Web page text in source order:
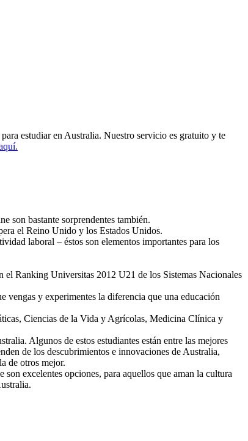
estudiar en Australia. Nuestro servicio es gratuito y te
son bastante sorprendentes también.
el Reino Unido y los Estados Unidos.
laboral – éstos son elementos importantes para los
Ranking Universitas 2012 U21 de los Sistemas Nacionales
vengas y experimentes la diferencia que una educación
Ciencias de la Vida y Agrícolas, Medicina Clínica y
Algunos de estos estudiantes están entre las mejores
de los descubrimientos e innovaciones de Australia,
de otros mejor.
excelentes opciones, para aquellos que aman la cultura